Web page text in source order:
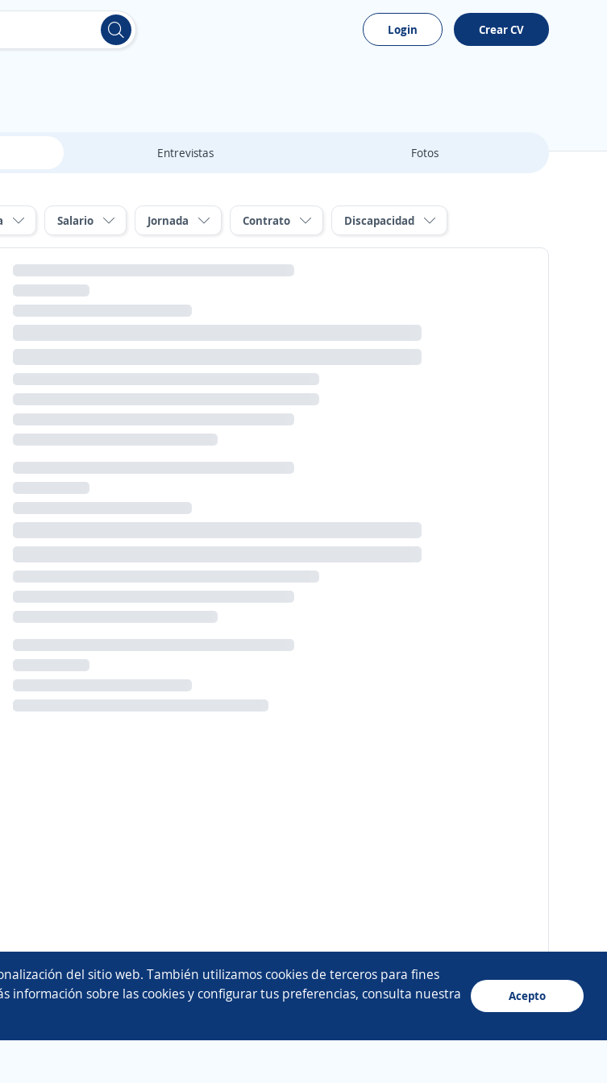
del sitio web. También utilizamos cookies de terceros para fines
sobre las cookies y configurar tus preferencias, consulta nuestra
Acepto
Login Crear CV
Entrevistas Fotos
Salario Jornada Contrato Discapacidad